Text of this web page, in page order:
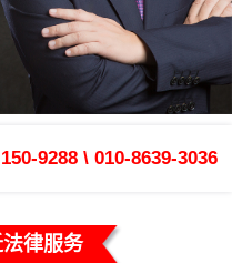
9288 \ 010-8639-3036
律服务